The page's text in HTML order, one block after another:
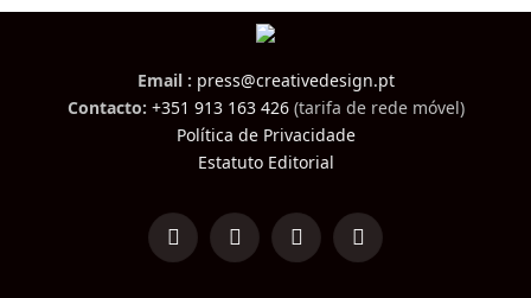
Email : press@creativedesign.pt
Contacto: +351 913 163 426(tarifa de rede móvel)
Política de Privacidade
Estatuto Editorial
LinkedInFacebookInstagramTikTok